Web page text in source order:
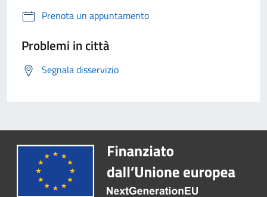
Prenota un appuntamento
Problemi in città
Segnala disservizio